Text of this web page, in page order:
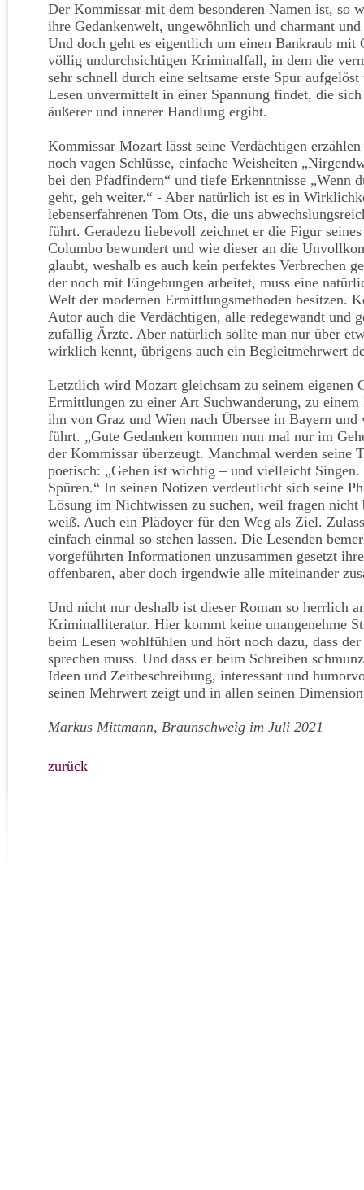
Der Kommissar mit dem besonderen Namen ist, so
ihre Gedankenwelt, ungewöhnlich und charmant
Und doch geht es eigentlich um einen Bankraub mit
völlig undurchsichtigen Kriminalfall, in dem die
sehr schnell durch eine seltsame erste Spur
Lesen unvermittelt in einer Spannung findet, die
äußerer und innerer Handlung ergibt.
Kommissar Mozart lässt seine Verdächtigen
noch vagen Schlüsse, einfache Weisheiten
bei den Pfadfindern“ und tiefe Erkenntnisse „Wenn
geht, geh weiter.“ - Aber natürlich ist es in
lebenserfahrenen Tom Ots, die uns
führt. Geradezu liebevoll zeichnet er die Figur
Columbo bewundert und wie dieser an die
glaubt, weshalb es auch kein perfektes Verbrechen
der noch mit Eingebungen arbeitet, muss eine
Welt der modernen Ermittlungsmethoden besitzen.
Autor auch die Verdächtigen, alle redegewandt und
zufällig Ärzte. Aber natürlich sollte man nur über
wirklich kennt, übrigens auch ein Begleitmehrwert
Letztlich wird Mozart gleichsam zu seinem eigenen
Ermittlungen zu einer Art Suchwanderung, zu
ihn von Graz und Wien nach Übersee in Bayern
führt. „Gute Gedanken kommen nun mal nur im
der Kommissar überzeugt. Manchmal werden seine
poetisch: „Gehen ist wichtig – und vielleicht Singen.
Spüren.“ In seinen Notizen verdeutlicht sich seine
Lösung im Nichtwissen zu suchen, weil fragen nicht
weiß. Auch ein Plädoyer für den Weg als Ziel.
einfach einmal so stehen lassen. Die Lesenden
vorgeführten Informationen unzusammen gesetzt
offenbaren, aber doch irgendwie alle miteinander
Und nicht nur deshalb ist dieser Roman so herrlich
Kriminalliteratur. Hier kommt keine unangenehme
beim Lesen wohlfühlen und hört noch dazu, dass
sprechen muss. Und dass er beim Schreiben
Ideen und Zeitbeschreibung, interessant und
seinen Mehrwert zeigt und in allen seinen
Markus Mittmann, Braunschweig im Juli 2021
zurück